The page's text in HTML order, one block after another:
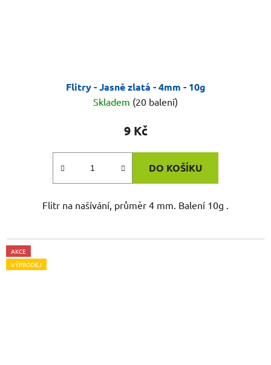
Flitry - Jasně zlatá - 4mm - 10g
Skladem (20 balení)
9 Kč
DO KOŠÍKU
Flitr na našívání, průměr 4 mm. Balení 10g .
AKCE
VÝPRODEJ